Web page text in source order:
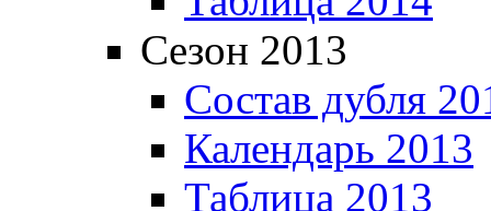
Сезон 2013
Состав дубля
Календарь 2013
Таблица 2013